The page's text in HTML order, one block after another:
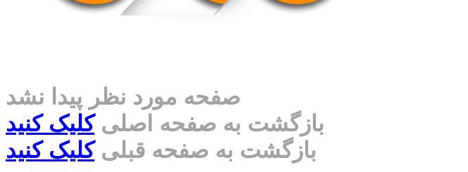
صفحه مورد نظر پیدا نشد
بازگشت به صفحه اصلیکلیک کنید
بازگشت به صفحه قبلیکلیک کنید